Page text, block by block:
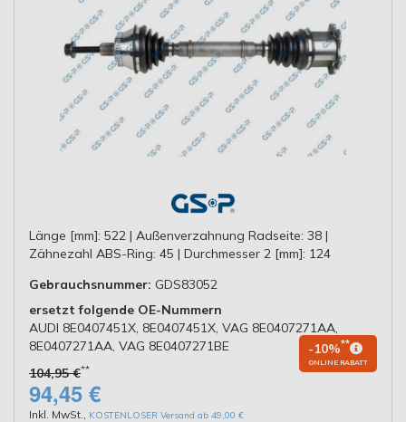
Länge [mm]: 522 | Außenverzahnung Radseite: 38 |
Zähnezahl ABS-Ring: 45 | Durchmesser 2 [mm]: 124
Gebrauchsnummer: GDS83052
ersetzt folgende OE-Nummern
AUDI 8E0407451X, 8E0407451X, VAG 8E0407271AA,
8E0407271AA, VAG 8E0407271BE
104,95 €**
-10%**
ONLINE RABATT
94,45 €
Inkl. MwSt. KOSTENLOSER Versand ab 49,00 €